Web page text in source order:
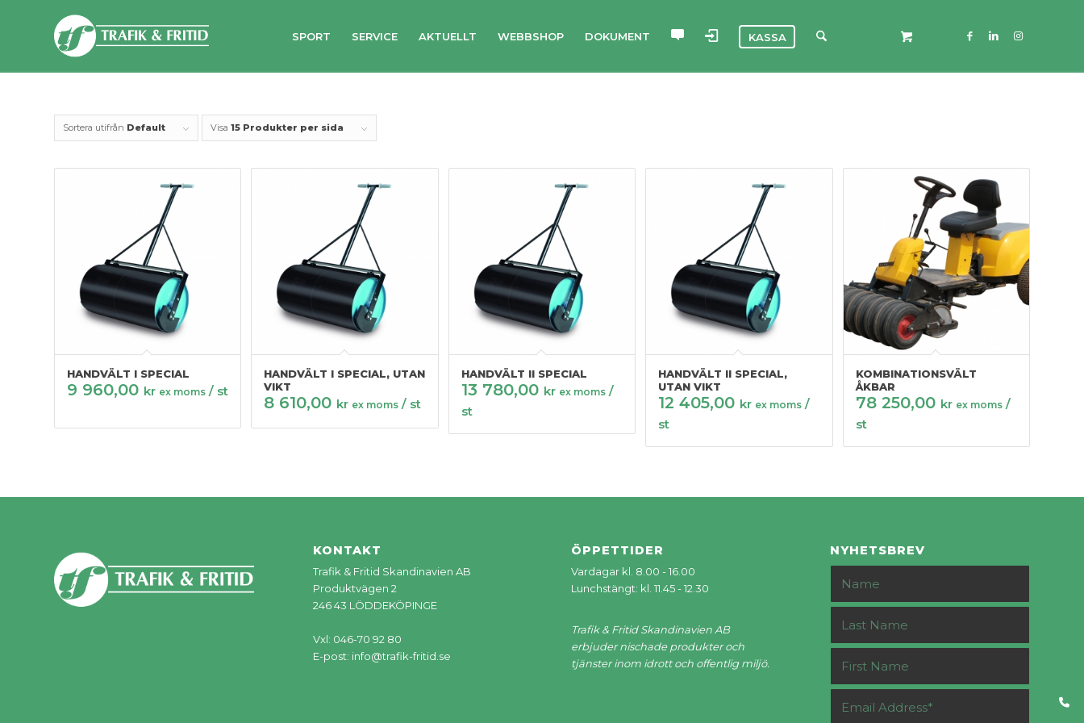
SPORT SERVICE AKTUELLT WEBBSHOP DOKUMENT KASSA
Sortera utifrån Default Visa 15 Produkter per sida
HANDVÄLT I SPECIAL
9 960,00 kr ex moms / st
HANDVÄLT I SPECIAL, UTAN
VIKT
8 610,00 kr ex moms / st
HANDVÄLT II SPECIAL
13 780,00 kr ex moms /
st
HANDVÄLT II SPECIAL,
UTAN VIKT
12 405,00 kr ex moms /
st
KOMBINATIONSVÄLT
ÅKBAR
78 250,00 kr ex moms /
st
KONTAKT
Trafik & Fritid Skandinavien AB
Produktvägen 2
246 43 LÖDDEKÖPINGE
Vxl: 046-70 92 80
E-post: info@trafik-fritid.se
ÖPPETTIDER
Vardagar kl. 8.00 - 16.00
Lunchstängt: kl. 11.45 - 12.30
Trafik & Fritid Skandinavien AB
erbjuder nischade produkter och
tjänster inom idrott och offentlig miljö.
NYHETSBREV